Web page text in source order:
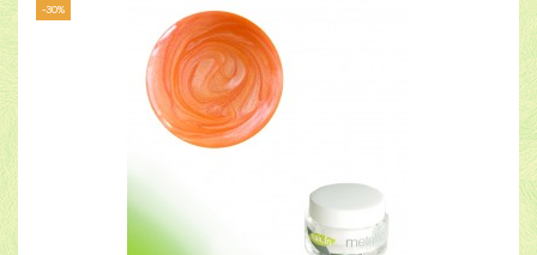
-30%